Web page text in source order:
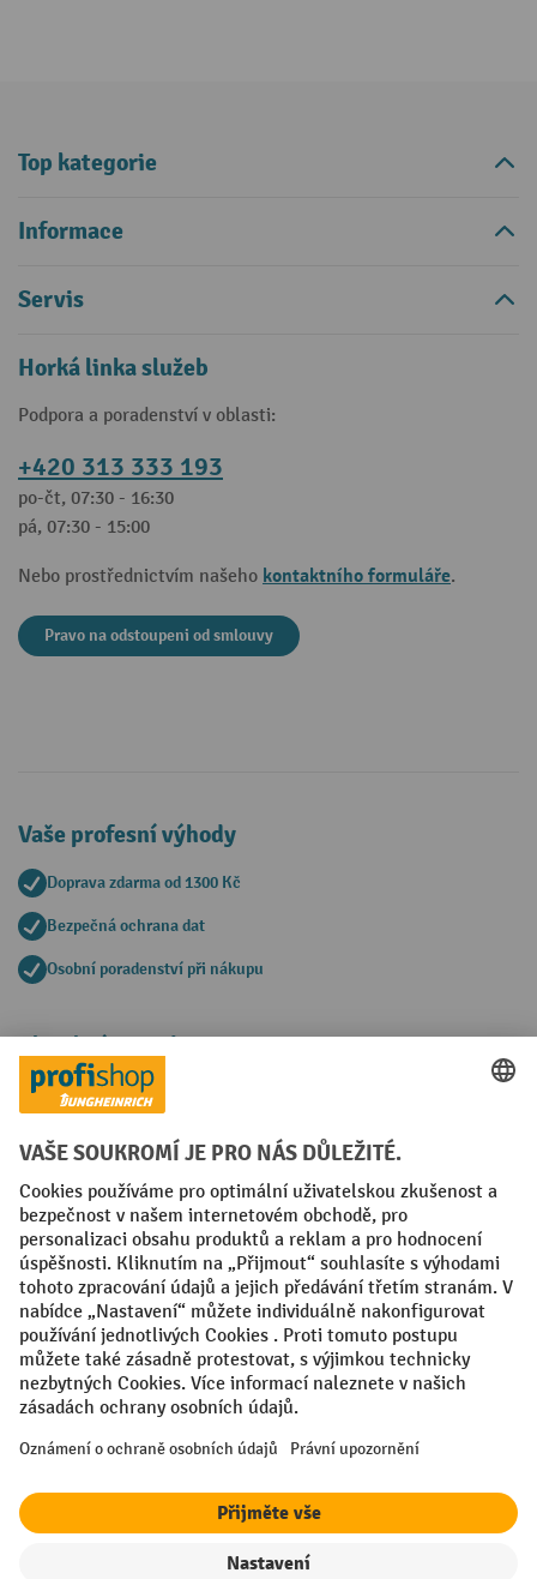
Top kategorie
Informace
Servis
Horká linka služeb
Podpora a poradenství v oblasti:
+420 313 333 193
po-čt, 07:30 - 16:30
pá, 07:30 - 15:00
Nebo prostřednictvím našeho kontaktního formuláře.
Pravo na odstoupeni od smlouvy
Vaše profesní výhody
Doprava zdarma od 1300 Kč
Bezpečná ochrana dat
Osobní poradenství při nákupu
Platební metody
Faktura
Sociální sítě
Facebook
YouTube
LinkedIn
VODP Otisk
Prohlášení o ochraně osobních údajů
Nastavení ochrany osobních údajů
All prices excl. VAT plus shipping costs and possible delivery charges,
if not stated otherwise.